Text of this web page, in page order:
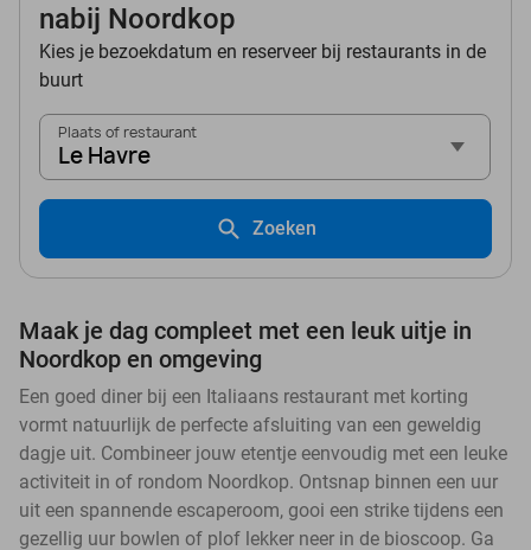
nabij Noordkop
Kies je bezoekdatum en reserveer bij restaurants in de
buurt
Plaats of restaurant
Le Havre
Zoeken
Maak je dag compleet met een leuk uitje in
Noordkop en omgeving
Een goed diner bij een Italiaans restaurant met korting
vormt natuurlijk de perfecte afsluiting van een geweldig
dagje uit. Combineer jouw etentje eenvoudig met een leuke
activiteit in of rondom Noordkop. Ontsnap binnen een uur
uit een spannende escaperoom, gooi een strike tijdens een
gezellig uur bowlen of plof lekker neer in de bioscoop. Ga